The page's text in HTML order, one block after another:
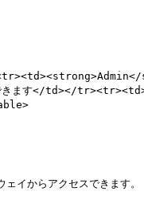
ます</td></
イからアクセスできます。